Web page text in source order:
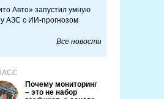
Авто» запустил умную
АЗС с ИИ-прогнозом
Все новости
Почему мониторинг
– это не набор